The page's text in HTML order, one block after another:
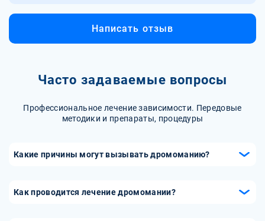
Написать отзыв
Часто задаваемые вопросы
Профессиональное лечение зависимости. Передовые
методики и препараты, процедуры
Какие причины могут вызывать дромоманию?
специалисты связывают это расстройство с
Как проводится лечение дромомании?